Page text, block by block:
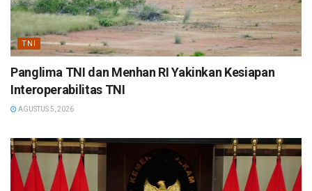
TNI
Panglima TNI dan Menhan RI Yakinkan Kesiapan
Interoperabilitas TNI
AGUSTUS 5, 2026